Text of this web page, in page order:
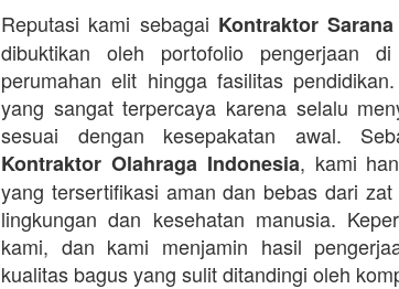
Reputasi kami sebagai Kontraktor
dibuktikan oleh portofolio pengerjaan
perumahan elit hingga fasilitas
yang sangat terpercaya karena selalu
sesuai dengan kesepakatan awal.
Kontraktor Olahraga Indonesia, kami
yang tersertifikasi aman dan bebas dari
lingkungan dan kesehatan manusia.
kami, dan kami menjamin hasil
kualitas bagus yang sulit ditandingi oleh